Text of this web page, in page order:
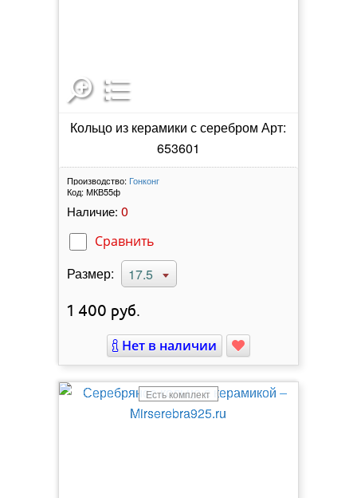
Кольцо из керамики с серебром Арт:
653601
Производство: Гонконг
Код: МКВ55ф
Наличие: 0
Сравнить
Размер: 17.5
1 400 руб.
Нет в наличии
Есть комплект